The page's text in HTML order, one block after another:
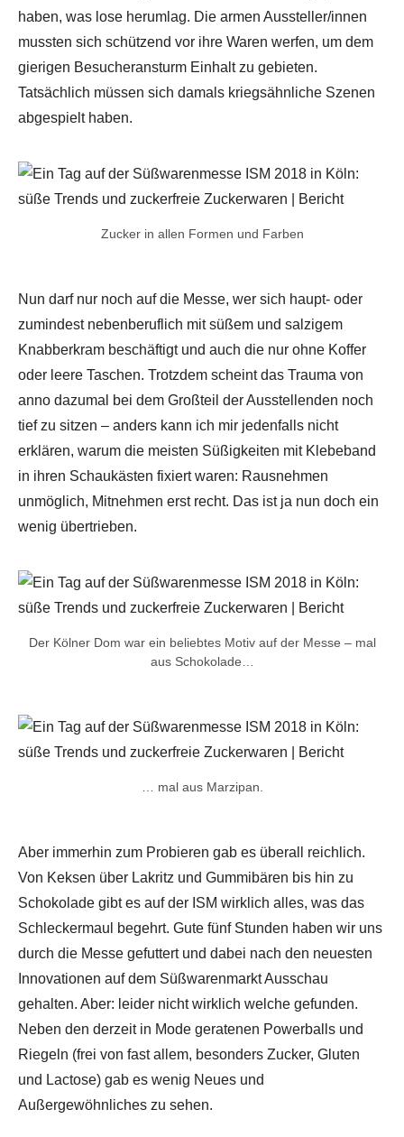
haben, was lose herumlag. Die armen Aussteller/innen
mussten sich schützend vor ihre Waren werfen, um dem
gierigen Besucheransturm Einhalt zu gebieten.
Tatsächlich müssen sich damals kriegsähnliche Szenen
abgespielt haben.
Zucker in allen Formen und Farben
Nun darf nur noch auf die Messe, wer sich haupt- oder
zumindest nebenberuflich mit süßem und salzigem
Knabberkram beschäftigt und auch die nur ohne Koffer
oder leere Taschen. Trotzdem scheint das Trauma von
anno dazumal bei dem Großteil der Ausstellenden noch
tief zu sitzen – anders kann ich mir jedenfalls nicht
erklären, warum die meisten Süßigkeiten mit Klebeband
in ihren Schaukästen fixiert waren: Rausnehmen
unmöglich, Mitnehmen erst recht. Das ist ja nun doch ein
wenig übertrieben.
Der Kölner Dom war ein beliebtes Motiv auf der Messe – mal
aus Schokolade…
… mal aus Marzipan.
Aber immerhin zum Probieren gab es überall reichlich.
Von Keksen über Lakritz und Gummibären bis hin zu
Schokolade gibt es auf der ISM wirklich alles, was das
Schleckermaul begehrt. Gute fünf Stunden haben wir uns
durch die Messe gefuttert und dabei nach den neuesten
Innovationen auf dem Süßwarenmarkt Ausschau
gehalten. Aber: leider nicht wirklich welche gefunden.
Neben den derzeit in Mode geratenen Powerballs und
Riegeln (frei von fast allem, besonders Zucker, Gluten
und Lactose) gab es wenig Neues und
Außergewöhnliches zu sehen.